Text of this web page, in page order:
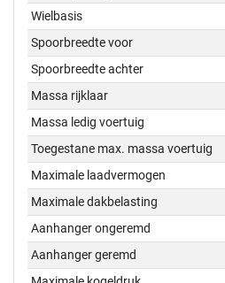
Wielbasis
Spoorbreedte voor
Spoorbreedte achter
Massa rijklaar
Massa ledig voertuig
Toegestane max. massa voertuig
Maximale laadvermogen
Maximale dakbelasting
Aanhanger ongeremd
Aanhanger geremd